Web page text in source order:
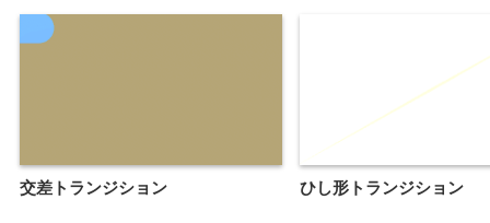
交差トランジション ひし形トランジション